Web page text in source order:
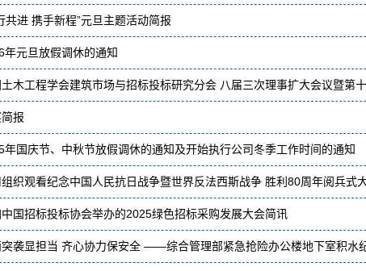
共进 携手新程”元旦主题活动简报
年元旦放假调休的通知
木工程学会建筑市场与招标投标研究分会 八届三次理事扩大会议暨第
报
年国庆节、中秋节放假调休的通知及开始执行公司冬季工作时间的通知
组织观看纪念中国人民抗日战争暨世界反法西斯战争 胜利80周年阅兵式
国招标投标协会举办的2025绿色招标采购发展大会简讯
袭显担当 齐心协力保安全 ——综合管理部紧急抢险办公楼地下室积水